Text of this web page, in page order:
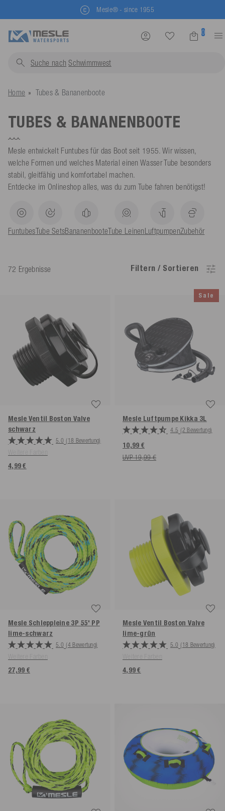
Kostenlose Rücksendung
0
Suche nach Schwimmwesten...
Home Tubes & Bananenboote
TUBES & BANANENBOOTE
Mesle entwickelt Funtubes für das Boot seit 1955. Wir wissen,
welche Formen und welches Material einen Wasser Tube besonders
stabil, gleitfähig und komfortabel machen.
Entdecke im Onlineshop alles, was du zum Tube fahren benötigst!
FuntubesTube SetsBananenbooteTube LeinenLuftpumpenZubehör
72 Ergebnisse Filtern / Sortieren
Mesle Ventil Boston Valve
schwarz
5.0 (18 Bewertung)
4,99 €
Sale
Mesle Luftpumpe Kikka 3L
4.5 (2 Bewertung)
10,99 €
UVP 19,99 €
Mesle Schleppleine 3P 55' PP
lime-schwarz
5.0 (4 Bewertung)
27,99 €
Mesle Ventil Boston Valve
lime-grün
5.0 (18 Bewertung)
4,99 €